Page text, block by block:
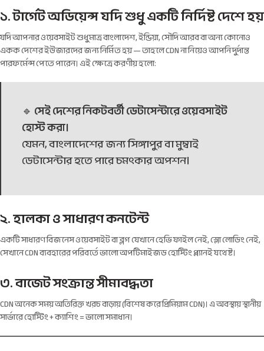
১. টার্গেট অডিয়েন্স যদি শুধু একটি নির্দিষ্ট দেশে হয়
যদি আপনার ওয়েবসাইট শুধুমাত্র বাংলাদেশ, ইন্ডিয়া, সৌদি আরব বা অন্য কোনোও
একক দেশের ইউজারদের জন্য নির্মিত হয় — তাহলে CDN না নিয়েও আপনি দুর্দান্ত
পারফর্মেন্স পেতে পারেন। এই ক্ষেত্রে করণীয় হলো:
🔹 সেই দেশের নিকটবর্তী ডেটাসেন্টারে ওয়েবসাইট
হোস্ট করা।
যেমন, বাংলাদেশের জন্য সিঙ্গাপুর বা মুম্বাই
ডেটাসেন্টার হতে পারে চমৎকার অপশন।
২. হালকা ও সাধারণ কনটেন্ট
একটি সাধারণ বিজনেস ওয়েবসাইট বা ব্লগ যেখানে হেভি ফাইল নেই, স্লো লোডিং নেই,
সেখানে CDN ব্যবহারের পরিবর্তে ভালো অপটিমাইজড হোস্টিং প্ল্যানই যথেষ্ট।
৩. বাজেট সংক্রান্ত সীমাবদ্ধতা
CDN অনেক সময় অতিরিক্ত খরচ বাড়ায় (বিশেষ করে প্রিমিয়াম CDN)। এ অবস্থায় স্থানীয়
সার্ভারে হোস্টিং + ক্যাশিং = ভালো সমাধান।